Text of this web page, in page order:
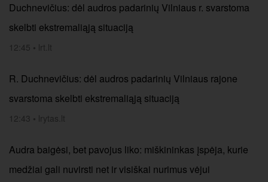
Duchnevičius: dėl audros padarinių Vilniaus r. svarstoma
skelbti ekstremaliąją situaciją
12:45 • lrt.lt
R. Duchnevičius: dėl audros padarinių Vilniaus rajone
svarstoma skelbti ekstremaliąją situaciją
12:43 • lrytas.lt
Audra baigėsi, bet pavojus liko: miškininkas įspėja, kurie
medžiai gali nuvirsti net ir visiškai nurimus vėjui